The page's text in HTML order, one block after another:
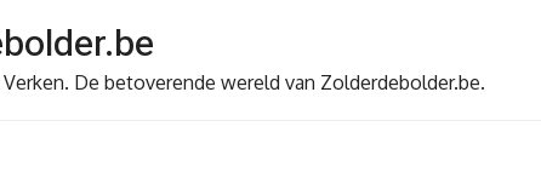
De betoverende wereld van Zolderdebolder.be.